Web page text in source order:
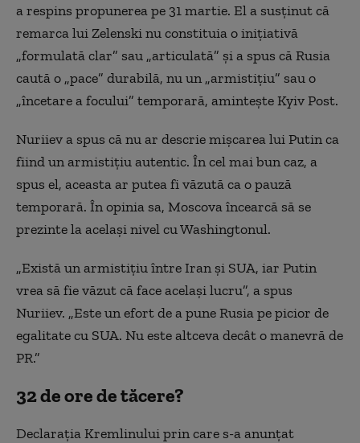
a respins propunerea pe 31 martie. El a susținut că
remarca lui Zelenski nu constituia o inițiativă
„formulată clar” sau „articulată” și a spus că Rusia
caută o „pace” durabilă, nu un „armistițiu” sau o
„încetare a focului” temporară, amintește Kyiv Post.
Nuriiev a spus că nu ar descrie mișcarea lui Putin ca
fiind un armistițiu autentic. În cel mai bun caz, a
spus el, aceasta ar putea fi văzută ca o pauză
temporară. În opinia sa, Moscova încearcă să se
prezinte la același nivel cu Washingtonul.
„Există un armistițiu între Iran și SUA, iar Putin
vrea să fie văzut că face același lucru”, a spus
Nuriiev. „Este un efort de a pune Rusia pe picior de
egalitate cu SUA. Nu este altceva decât o manevră de
PR.”
32 de ore de tăcere?
Declarația Kremlinului prin care s-a anunțat